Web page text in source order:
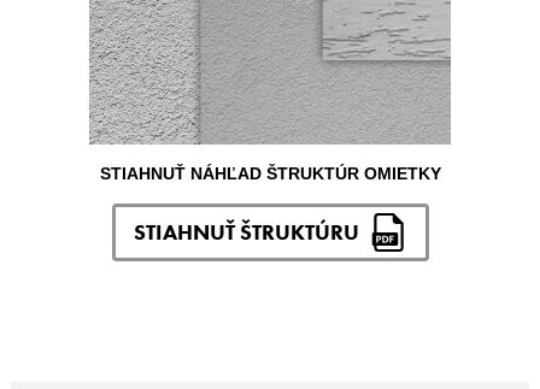
STIAHNUŤ NÁHĽAD ŠTRUKTÚR OMIETKY
STIAHNUŤ ŠTRUKTÚRU